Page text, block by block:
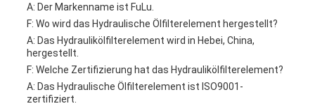
A: Der Markenname ist FuLu.
F: Wo wird das Hydraulische Ölfilterelement hergestellt?
A: Das Hydraulikölfilterelement wird in Hebei, China,
hergestellt.
F: Welche Zertifizierung hat das Hydraulikölfilterelement?
A: Das Hydraulische Ölfilterelement ist ISO9001-
zertifiziert.